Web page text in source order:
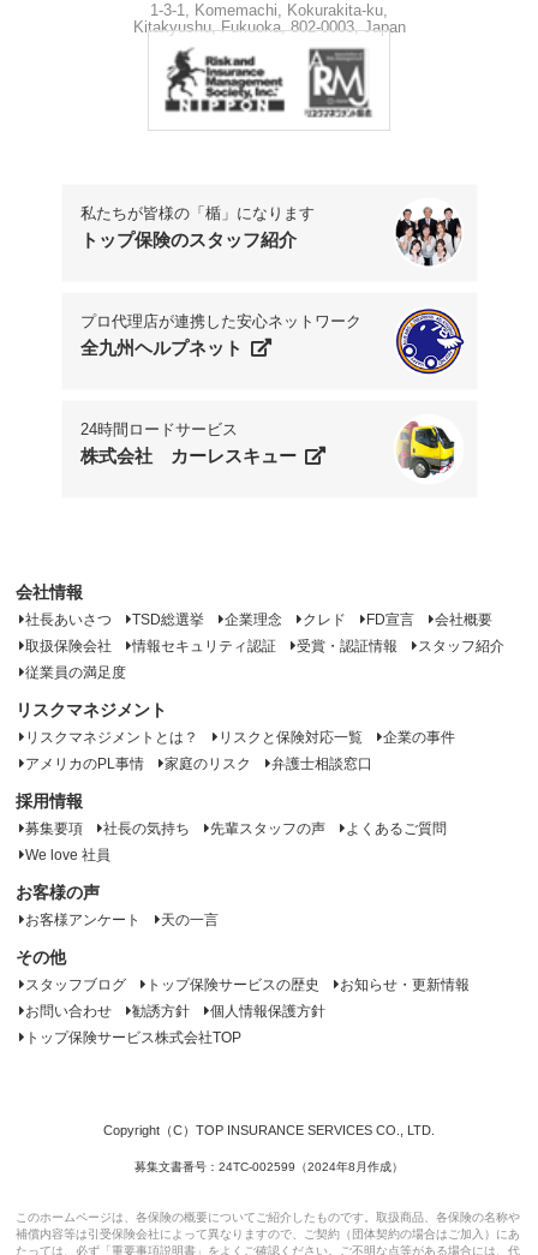
1-3-1, Komemachi, Kokurakita-ku,
Kitakyushu, Fukuoka, 802-0003, Japan
Phone.+81-93-541-7777
私たちが皆様の「楯」になります
トップ保険のスタッフ紹介
プロ代理店が連携した安心ネットワーク
全九州ヘルプネット
24時間ロードサービス
株式会社 カーレスキュー
会社情報
社長あいさつ TSD総選挙 企業理念 クレド FD宣言
会社概要
取扱保険会社
情報セキュリティ認証 受賞・認証情報
スタッフ紹介
従業員の満足度
リスクマネジメント
リスクマネジメントとは？ リスクと保険対応一覧
企業の事件
アメリカのPL事情
家庭のリスク 弁護士相談窓口
採用情報
募集要項 社長の気持ち 先輩スタッフの声
よくあるご質問
We love 社員
お客様の声
お客様アンケート 天の一言
その他
スタッフブログ トップ保険サービスの歴史
お知らせ・更新情報
お問い合わせ
勧誘方針
個人情報保護方針
トップ保険サービス株式会社TOP
Copyright（C）TOP INSURANCE SERVICES CO., LTD.
募集文書番号：24TC-002599（2024年8月作成）
このホームページは、各保険の概要についてご紹介したものです。取扱商品、各保険の名称や
補償内容等は引受保険会社によって異なりますので、ご契約（団体契約の場合はご加入）にあ
たっては、必ず「重要事項説明書」をよくご確認ください。ご不明な点等がある場合には、代